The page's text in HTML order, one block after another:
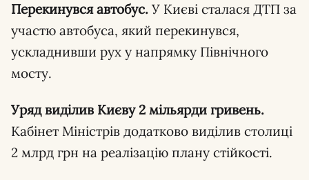
Перекинувся автобус. У Києві сталася ДТП за
участю автобуса, який перекинувся,
ускладнивши рух у напрямку Північного
мосту.
Уряд виділив Києву 2 мільярди гривень.
Кабінет Міністрів додатково виділив столиці
2 млрд грн на реалізацію плану стійкості.